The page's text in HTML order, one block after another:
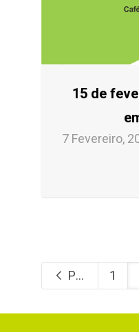
15 de
7 Fevereiro,
Previous 1